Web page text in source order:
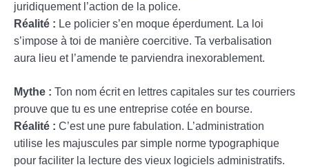
juridiquement l’action de la police.
Réalité : Le policier s’en moque éperdument. La loi
s’impose à toi de manière coercitive. Ta verbalisation
aura lieu et l’amende te parviendra inexorablement.
Mythe : Ton nom écrit en lettres capitales sur tes courriers
prouve que tu es une entreprise cotée en bourse.
Réalité : C’est une pure fabulation. L’administration
utilise les majuscules par simple norme typographique
pour faciliter la lecture des vieux logiciels administratifs.